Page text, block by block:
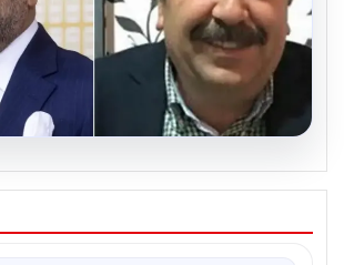
ağabeyi Hür Ağbaba